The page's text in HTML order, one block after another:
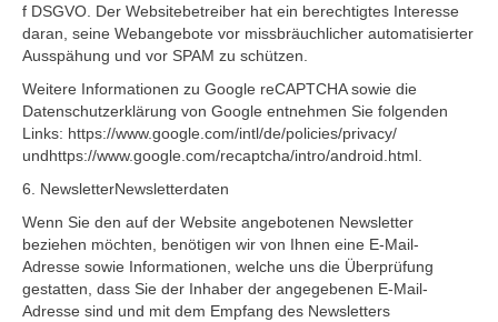
f DSGVO. Der Websitebetreiber hat ein berechtigtes Interesse
daran, seine Webangebote vor missbräuchlicher automatisierter
Ausspähung und vor SPAM zu schützen.
Weitere Informationen zu Google reCAPTCHA sowie die
Datenschutzerklärung von Google entnehmen Sie folgenden
Links: https://www.google.com/intl/de/policies/privacy/
undhttps://www.google.com/recaptcha/intro/android.html.
6. NewsletterNewsletterdaten
Wenn Sie den auf der Website angebotenen Newsletter
beziehen möchten, benötigen wir von Ihnen eine E-Mail-
Adresse sowie Informationen, welche uns die Überprüfung
gestatten, dass Sie der Inhaber der angegebenen E-Mail-
Adresse sind und mit dem Empfang des Newsletters